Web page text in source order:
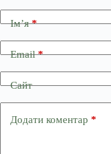
Ім’я*
Email*
Сайт
Додати коментар *